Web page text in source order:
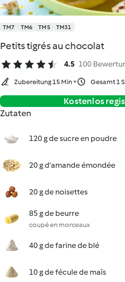
TM7 TM6 TM5 TM31
Petits tigrés au chocolat
4.5 100
Zubereitung 15 Min Gesamt 1
Kostenlos
Zutaten
120 g de sucre en poudre
20 g d'amande émondée
20 g de noisettes
85 g de beurre
coupé en morceaux
40 g de farine de blé
10 g de fécule de maïs